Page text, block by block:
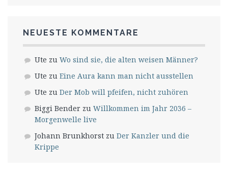
NEUESTE KOMMENTARE
Ute zu Wo sind sie, die alten weisen Männer?
Ute zu Eine Aura kann man nicht ausstellen
Ute zu Der Mob will pfeifen, nicht zuhören
Biggi Bender zu Willkommen im Jahr 2036 –
Morgenwelle live
Johann Brunkhorst zu Der Kanzler und die
Krippe